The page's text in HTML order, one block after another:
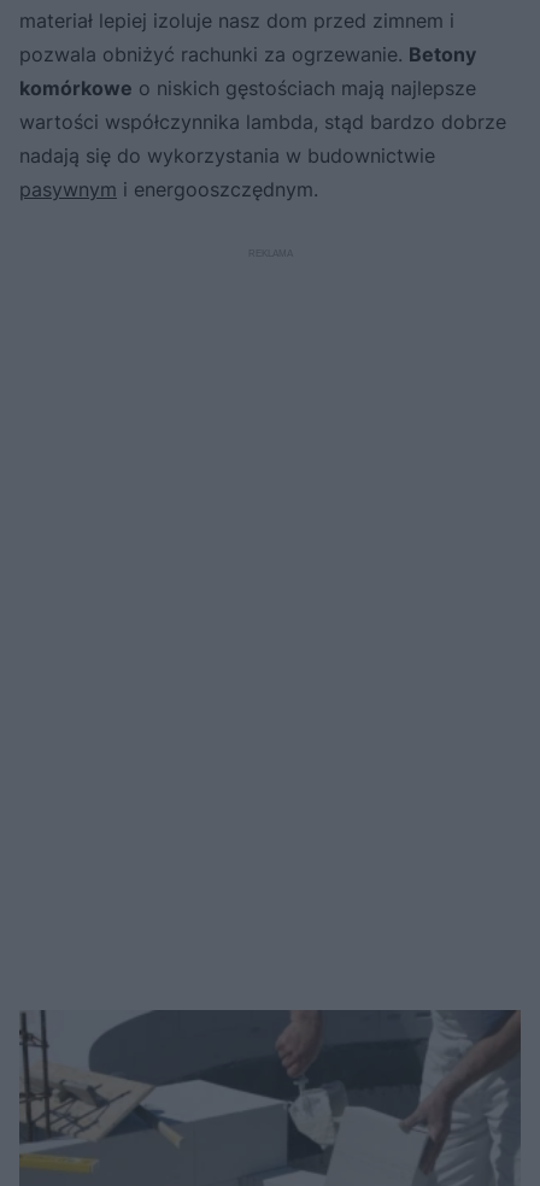
materiał lepiej izoluje nasz dom przed zimnem i
pozwala obniżyć rachunki za ogrzewanie. Betony
komórkowe o niskich gęstościach mają najlepsze
wartości współczynnika lambda, stąd bardzo dobrze
nadają się do wykorzystania w budownictwie
pasywnym i energooszczędnym.